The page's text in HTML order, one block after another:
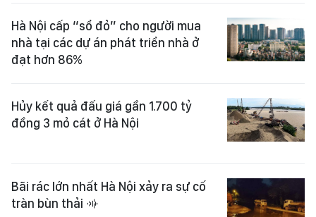
Hà Nội cấp “sổ đỏ” cho người mua
nhà tại các dự án phát triển nhà ở
đạt hơn 86%
Hủy kết quả đấu giá gần 1.700 tỷ
đồng 3 mỏ cát ở Hà Nội
Bãi rác lớn nhất Hà Nội xảy ra sự cố
tràn bùn thải